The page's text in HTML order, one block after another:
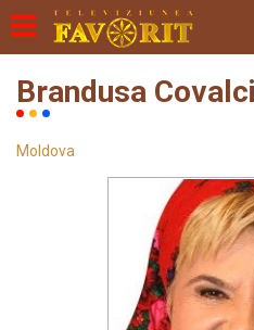
Brandusa
Moldova